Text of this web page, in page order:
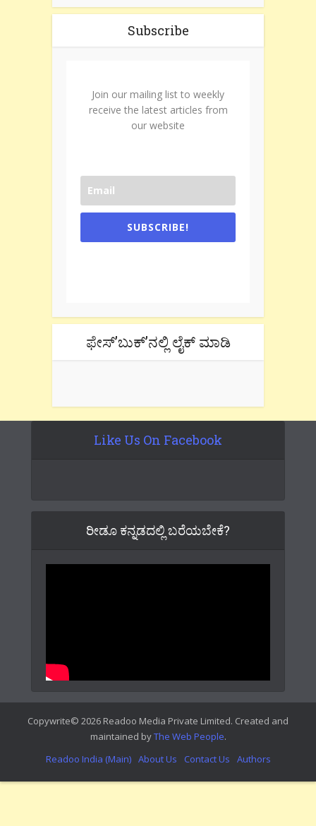
Subscribe
Join our mailing list to weekly
receive the latest articles from
our website
SUBSCRIBE!
ಫೇಸ್’ಬುಕ್’ನಲ್ಲಿ ಲೈಕ್ ಮಾಡಿ
Like Us On Facebook
ರೀಡೂ ಕನ್ನಡದಲ್ಲಿ ಬರೆಯಬೇಕೆ?
Copywrite© 2026 Readoo Media Private Limited. Created and
maintained byThe Web People.
Readoo India (Main) About Us Contact Us Authors